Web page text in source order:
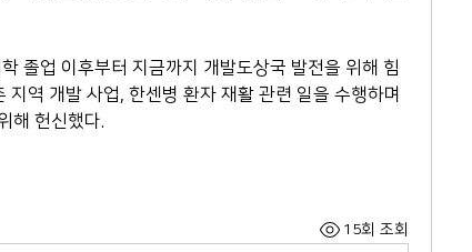
졸업 이후부터 지금까지 개발도상국 발전을 위해 힘
역 개발 사업, 한센병 환자 재활 관련 일을 수행하며
해 헌신했다.
15회 조회